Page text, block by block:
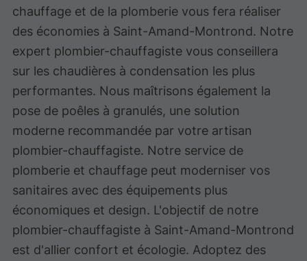
chauffage et de la plomberie vous fera réaliser
des économies à Saint-Amand-Montrond. Notre
expert plombier-chauffagiste vous conseillera
sur les chaudières à condensation les plus
performantes. Nous maîtrisons également la
pose de poêles à granulés, une solution
moderne recommandée par votre artisan
plombier-chauffagiste. Notre service de
plomberie et chauffage peut moderniser vos
sanitaires avec des équipements plus
économiques et design. L'objectif de notre
plombier-chauffagiste à Saint-Amand-Montrond
est d'allier confort et écologie. Adoptez des